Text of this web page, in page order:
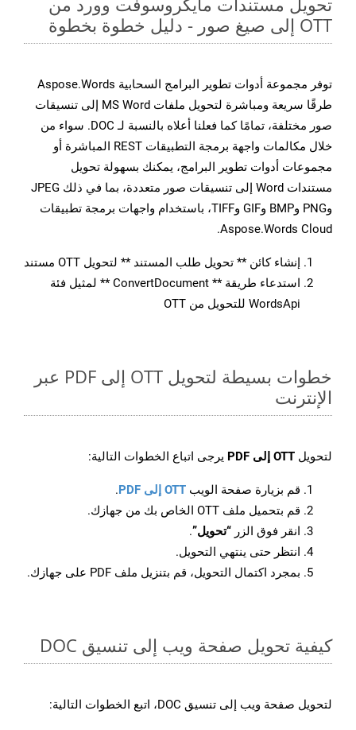
OTT إلى صيغ صور - دليل خطوة بخطوة
توفر مجموعة أدوات تطوير البرامج السحابية Aspose.Words
طرقًا سريعة ومباشرة لتحويل ملفات MS Word إلى تنسيقات
صور مختلفة، تمامًا كما فعلنا أعلاه بالنسبة لـ DOC. سواء من
خلال مكالمات واجهة برمجة التطبيقات REST المباشرة أو
مجموعات أدوات تطوير البرامج، يمكنك بسهولة تحويل
مستندات Word إلى تنسيقات صور متعددة، بما في ذلك JPEG
وPNG وBMP وGIF وTIFF، باستخدام واجهات برمجة تطبيقات
Aspose.Words Cloud.
إنشاء كائن ** تحويل طلب المستند ** لتحويل OTT مستند
استدعاء طريقة ** ConvertDocument ** لمثيل فئة
WordsApi للتحويل من OTT
خطوات بسيطة لتحويل OTT إلى PDF عبر
الإنترنت
لتحويل OTT إلى PDF يرجى اتباع الخطوات التالية:
قم بزيارة صفحة الويب OTT إلى PDF
.
قم بتحميل ملف OTT الخاص بك من جهازك.
انقر فوق الزر “تحويل”.
انتظر حتى ينتهي التحويل.
بمجرد اكتمال التحويل، قم بتنزيل ملف PDF على جهازك.
كيفية تحويل صفحة ويب إلى تنسيق DOC
لتحويل صفحة ويب إلى تنسيق DOC، اتبع الخطوات التالية: